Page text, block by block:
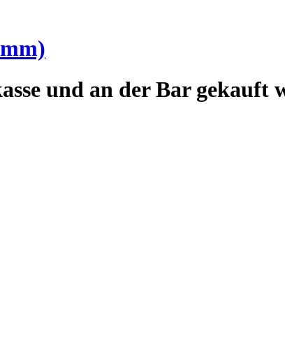
und an der Bar gekauft